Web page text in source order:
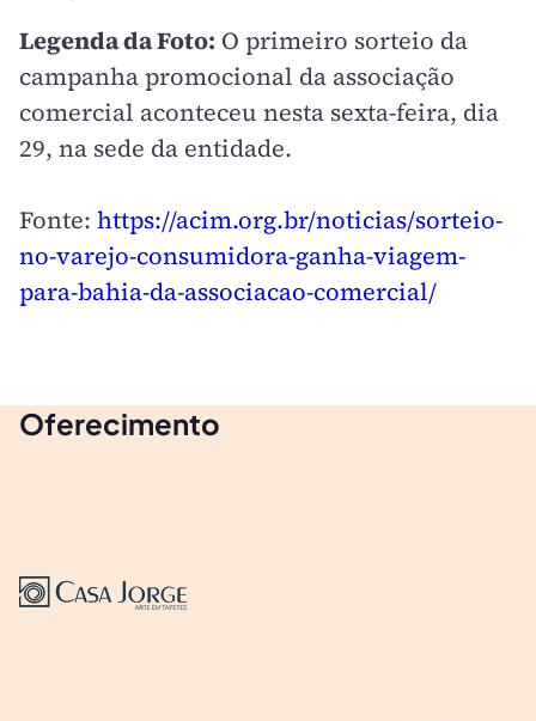
Legenda da Foto: O primeiro sorteio da
campanha promocional da associação
comercial aconteceu nesta sexta-feira, dia
29, na sede da entidade.
Fonte: https://acim.org.br/noticias/sorteio-
no-varejo-consumidora-ganha-viagem-
para-bahia-da-associacao-comercial/
Oferecimento